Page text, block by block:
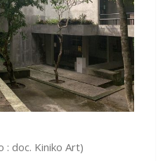
: doc. Kiniko Art)